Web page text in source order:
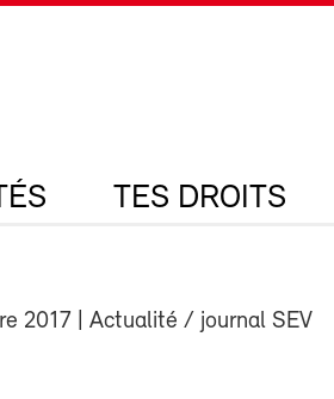
TES DROITS
2017 | Actualité / journal SEV